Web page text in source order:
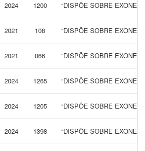
2024 1200 “DISPÕE SOBRE
2021 108 “DISPÕE SOBRE
2021 066 “DISPÕE SOBRE
2024 1265 “DISPÕE SOBRE
2024 1205 “DISPÕE SOBRE
2024 1398 “DISPÕE SOBRE